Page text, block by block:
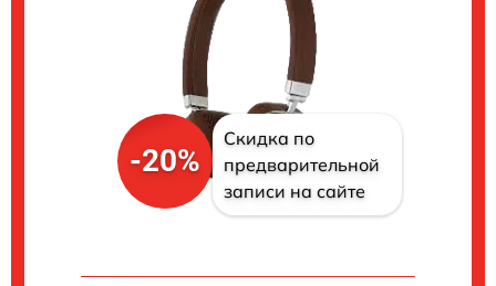
-20%
Скидка по
предварительной
записи на сайте